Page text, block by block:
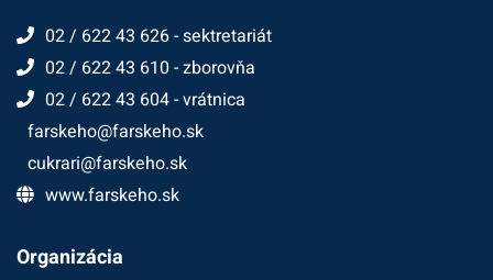
02 / 622 43 626 - sektretariát
02 / 622 43 610 - zborovňa
02 / 622 43 604 - vrátnica
farskeho@farskeho.sk
cukrari@farskeho.sk
www.farskeho.sk
Organizácia